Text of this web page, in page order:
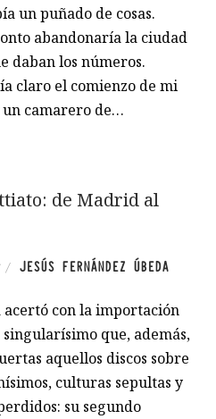
un puñado de cosas.
abandonaría la ciudad
daban los números.
claro el comienzo de mi
camarero de…
de Madrid al
/ JESÚS FERNÁNDEZ ÚBEDA
acertó con la importación
que, además,
aquellos discos sobre
culturas sepultas y
su segundo